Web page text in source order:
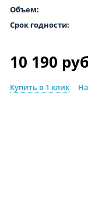
Объем:
Срок годности:
10 190 руб
Купить в 1 клик